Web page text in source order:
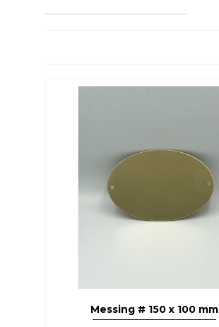
Messing # 150 x 100 mm